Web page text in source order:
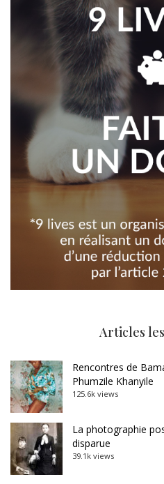
Articles
Rencontres de
Phumzile Khanyile
125.6k views
La photographie
disparue
39.1k views